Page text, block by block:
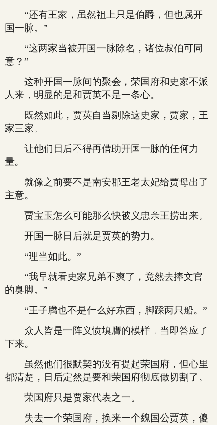
“还有王家，虽然祖上只是伯爵，但也属开
国一脉。”
“这两家当被开国一脉除名，诸位叔伯可同
意？”
这种开国一脉间的聚会，荣国府和史家不派
人来，明显的是和贾英不是一条心。
既然如此，贾英自当剔除这史家，贾家，王
家三家。
让他们日后不得再借助开国一脉的任何力
量。
就像之前要不是南安郡王老太妃给贾母出了
主意。
贾宝玉怎么可能那么快被义忠亲王捞出来。
开国一脉日后就是贾英的势力。
“理当如此。”
“我早就看史家兄弟不爽了，竟然去捧文官
的臭脚。”
“王子腾也不是什么好东西，脚踩两只船。”
众人皆是一阵义愤填膺的模样，当即答应了
下来。
虽然他们很默契的没有提起荣国府，但心里
都清楚，日后定然是要和荣国府彻底做切割了。
荣国府只是贾家代表之一。
失去一个荣国府，换来一个魏国公贾英，傻